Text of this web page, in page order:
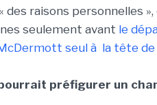
des raisons personnelles
seulement avant le
seul à la tête de
préfigurer un